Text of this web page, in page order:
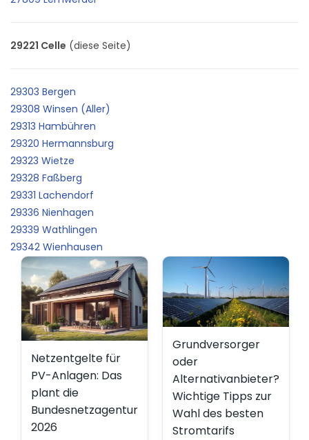
29221 Celle (diese Seite)
29303 Bergen
29308 Winsen (Aller)
29313 Hambühren
29320 Hermannsburg
29323 Wietze
29328 Faßberg
29331 Lachendorf
29336 Nienhagen
29339 Wathlingen
29342 Wienhausen
Netzentgelte für
PV-Anlagen: Das
plant die
Bundesnetzagentur
2026
Grundversorger
oder
Alternativanbieter?
Wichtige Tipps zur
Wahl des besten
Stromtarifs